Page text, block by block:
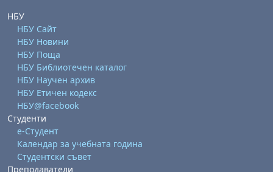
НБУ
НБУ Сайт
НБУ Новини
НБУ Поща
НБУ Библиотечен каталог
НБУ Научен архив
НБУ Етичен кодекс
НБУ@facebook
Студенти
е-Студент
Календар за учебната година
Студентски съвет
Преподаватели